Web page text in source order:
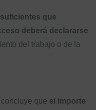
que
deberá declararse
del trabajo o de la
que el importe